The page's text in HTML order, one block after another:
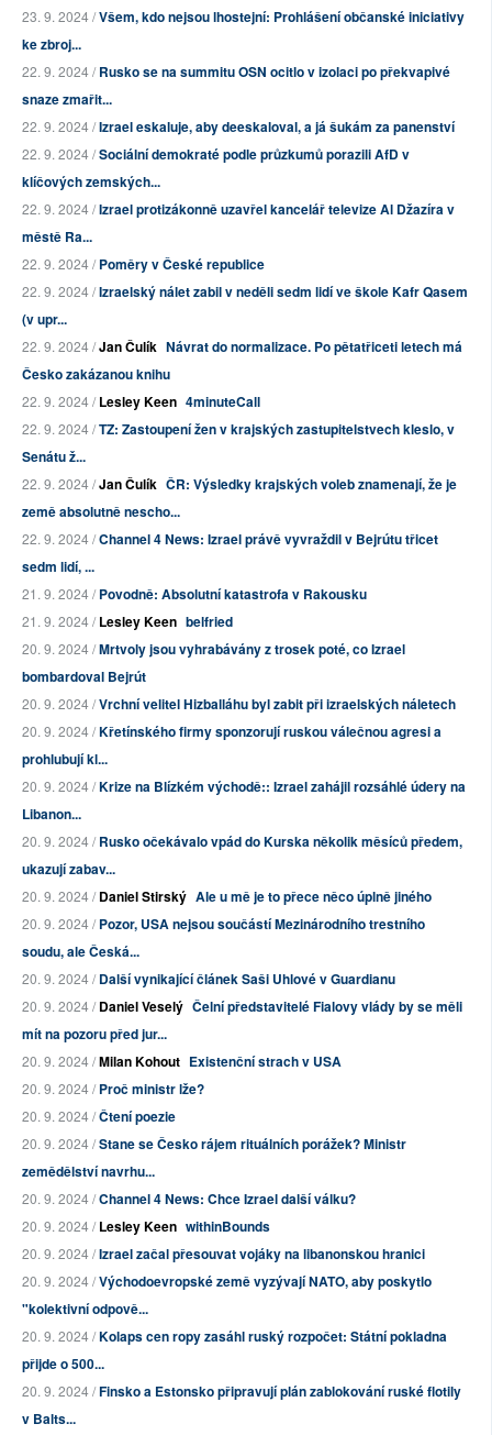
23. 9. 2024 /Všem, kdo nejsou lhostejní: Prohlášení občanské iniciativy
ke zbroj...
22. 9. 2024 /Rusko se na summitu OSN ocitlo v izolaci po překvapivé
snaze zmařit...
22. 9. 2024 /Izrael eskaluje, aby deeskaloval, a já šukám za panenství
22. 9. 2024 /Sociální demokraté podle průzkumů porazili AfD v
klíčových zemských...
22. 9. 2024 /Izrael protizákonně uzavřel kancelář televize Al Džazíra v
městě Ra...
22. 9. 2024 /Poměry v České republice
22. 9. 2024 /Izraelský nálet zabil v neděli sedm lidí ve škole Kafr Qasem
(v upr...
22. 9. 2024 /Jan Čulík Návrat do normalizace. Po pětatřiceti letech má
Česko zakázanou knihu
22. 9. 2024 /Lesley Keen 4minuteCall
22. 9. 2024 /TZ: Zastoupení žen v krajských zastupitelstvech kleslo, v
Senátu ž...
22. 9. 2024 /Jan Čulík ČR: Výsledky krajských voleb znamenají, že je
země absolutně nescho...
22. 9. 2024 /Channel 4 News: Izrael právě vyvraždil v Bejrútu třicet
sedm lidí, ...
21. 9. 2024 /Povodně: Absolutní katastrofa v Rakousku
21. 9. 2024 /Lesley Keen belfried
20. 9. 2024 /Mrtvoly jsou vyhrabávány z trosek poté, co Izrael
bombardoval Bejrút
20. 9. 2024 /Vrchní velitel Hizballáhu byl zabit při izraelských náletech
20. 9. 2024 /Křetínského firmy sponzorují ruskou válečnou agresi a
prohlubují kl...
20. 9. 2024 /Krize na Blízkém východě:: Izrael zahájil rozsáhlé údery na
Libanon...
20. 9. 2024 /Rusko očekávalo vpád do Kurska několik měsíců předem,
ukazují zabav...
20. 9. 2024 /Daniel Stirský Ale u mě je to přece něco úplně jiného
20. 9. 2024 /Pozor, USA nejsou součástí Mezinárodního trestního
soudu, ale Česká...
20. 9. 2024 /Další vynikající článek Saši Uhlové v Guardianu
20. 9. 2024 /Daniel Veselý Čelní představitelé Fialovy vlády by se měli
mít na pozoru před jur...
20. 9. 2024 /Milan Kohout Existenční strach v USA
20. 9. 2024 /Proč ministr lže?
20. 9. 2024 /Čtení poezie
20. 9. 2024 /Stane se Česko rájem rituálních porážek? Ministr
zemědělství navrhu...
20. 9. 2024 /Channel 4 News: Chce Izrael další válku?
20. 9. 2024 /Lesley Keen withinBounds
20. 9. 2024 /Izrael začal přesouvat vojáky na libanonskou hranici
20. 9. 2024 /Východoevropské země vyzývají NATO, aby poskytlo
"kolektivní odpově...
20. 9. 2024 /Kolaps cen ropy zasáhl ruský rozpočet: Státní pokladna
přijde o 500...
20. 9. 2024 /Finsko a Estonsko připravují plán zablokování ruské flotily
v Balts...